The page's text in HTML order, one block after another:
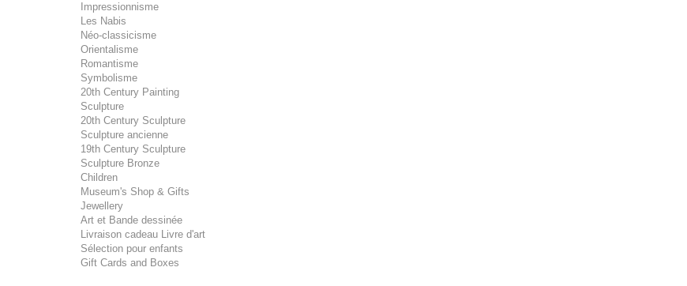
Impressionnisme
Les Nabis
Néo-classicisme
Orientalisme
Romantisme
Symbolisme
20th Century Painting
Sculpture
20th Century Sculpture
Sculpture ancienne
19th Century Sculpture
Sculpture Bronze
Children
Museum's Shop & Gifts
Jewellery
Art et Bande dessinée
Livraison cadeau Livre d'art
Sélection pour enfants
Gift Cards and Boxes